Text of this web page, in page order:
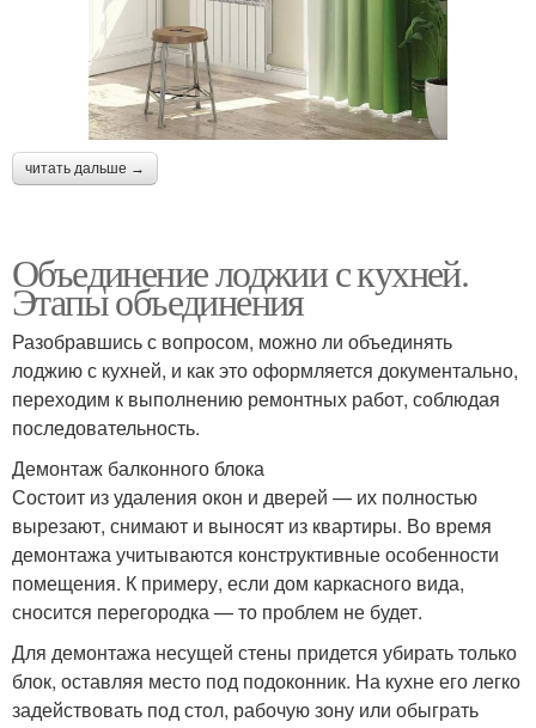
читать дальше →
Объединение лоджии с кухней.
Этапы объединения
Разобравшись с вопросом, можно ли объединять
лоджию с кухней, и как это оформляется документально,
переходим к выполнению ремонтных работ, соблюдая
последовательность.
Демонтаж балконного блока
Состоит из удаления окон и дверей — их полностью
вырезают, снимают и выносят из квартиры. Во время
демонтажа учитываются конструктивные особенности
помещения. К примеру, если дом каркасного вида,
сносится перегородка — то проблем не будет.
Для демонтажа несущей стены придется убирать только
блок, оставляя место под подоконник. На кухне его легко
задействовать под стол, рабочую зону или обыграть